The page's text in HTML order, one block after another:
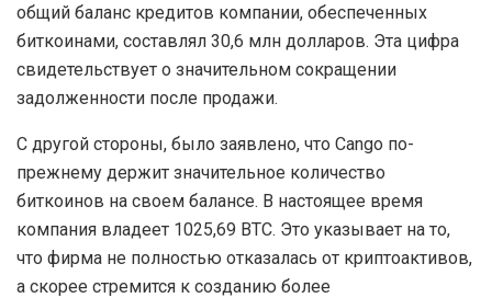
общий баланс кредитов компании, обеспеченных
биткоинами, составлял 30,6 млн долларов. Эта цифра
свидетельствует о значительном сокращении
задолженности после продажи.
С другой стороны, было заявлено, что Cango по-
прежнему держит значительное количество
биткоинов на своем балансе. В настоящее время
компания владеет 1025,69 BTC. Это указывает на то,
что фирма не полностью отказалась от криптоактивов,
а скорее стремится к созданию более